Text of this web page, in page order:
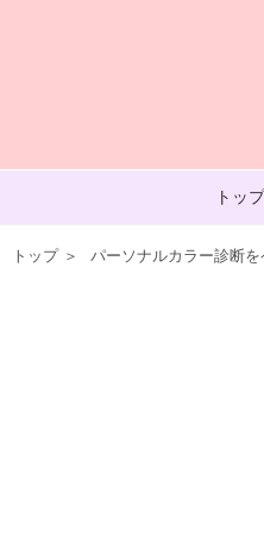
トップ
トップ＞ パーソナルカラー診断